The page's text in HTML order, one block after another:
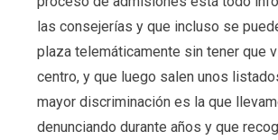
las consejerías y que incluso se
plaza telemáticamente sin tener que
centro, y que luego salen unos
mayor discriminación es la que
denunciando durante años y que